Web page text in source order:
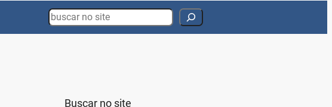
Search
Buscar no site